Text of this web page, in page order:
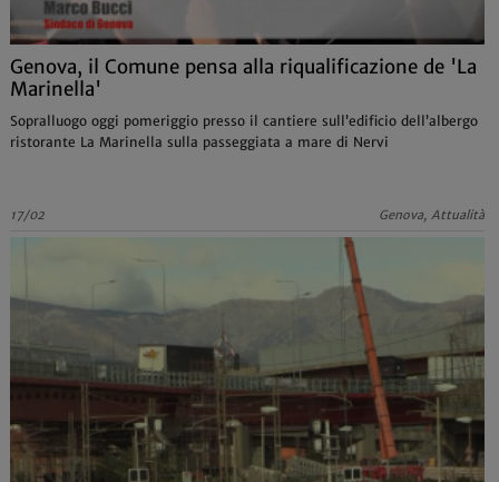
Genova, il Comune pensa alla riqualificazione de 'La
Marinella'
Sopralluogo oggi pomeriggio presso il cantiere sull’edificio dell’albergo
ristorante La Marinella sulla passeggiata a mare di Nervi
17/02 Genova, Attualità